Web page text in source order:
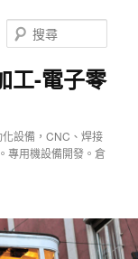
工-電子零
設備，CNC、焊接
專用機設備開發。倉
尋